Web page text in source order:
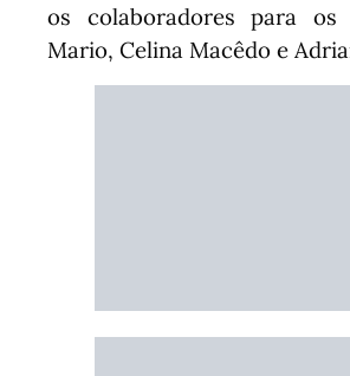
os colaboradores para os
Mario, Celina Macêdo e